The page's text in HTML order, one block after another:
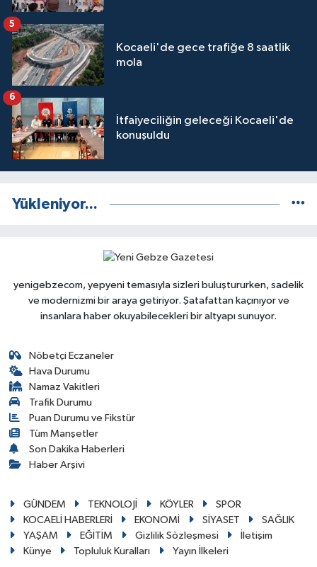
Kocaeli'de gece trafiğe 8 saatlik
mola
5
İtfaiyeciliğin geleceği Kocaeli'de
konuşuldu
6
Yükleniyor...
yenigebzecom, yepyeni temasıyla sizleri buluştururken, sadelik
ve modernizmi bir araya getiriyor. Şatafattan kaçınıyor ve
insanlara haber okuyabilecekleri bir altyapı sunuyor.
Nöbetçi Eczaneler
Hava Durumu
Namaz Vakitleri
Trafik Durumu
Puan Durumu ve Fikstür
Tüm Manşetler
Son Dakika Haberleri
Haber Arşivi
GÜNDEM TEKNOLOJİ KÖYLER
SPOR
KOCAELİ HABERLERİ
EKONOMİ SİYASET
SAĞLIK
YAŞAM
EĞİTİM Gizlilik Sözleşmesi
İletişim
Künye
Topluluk Kuralları Yayın İlkeleri